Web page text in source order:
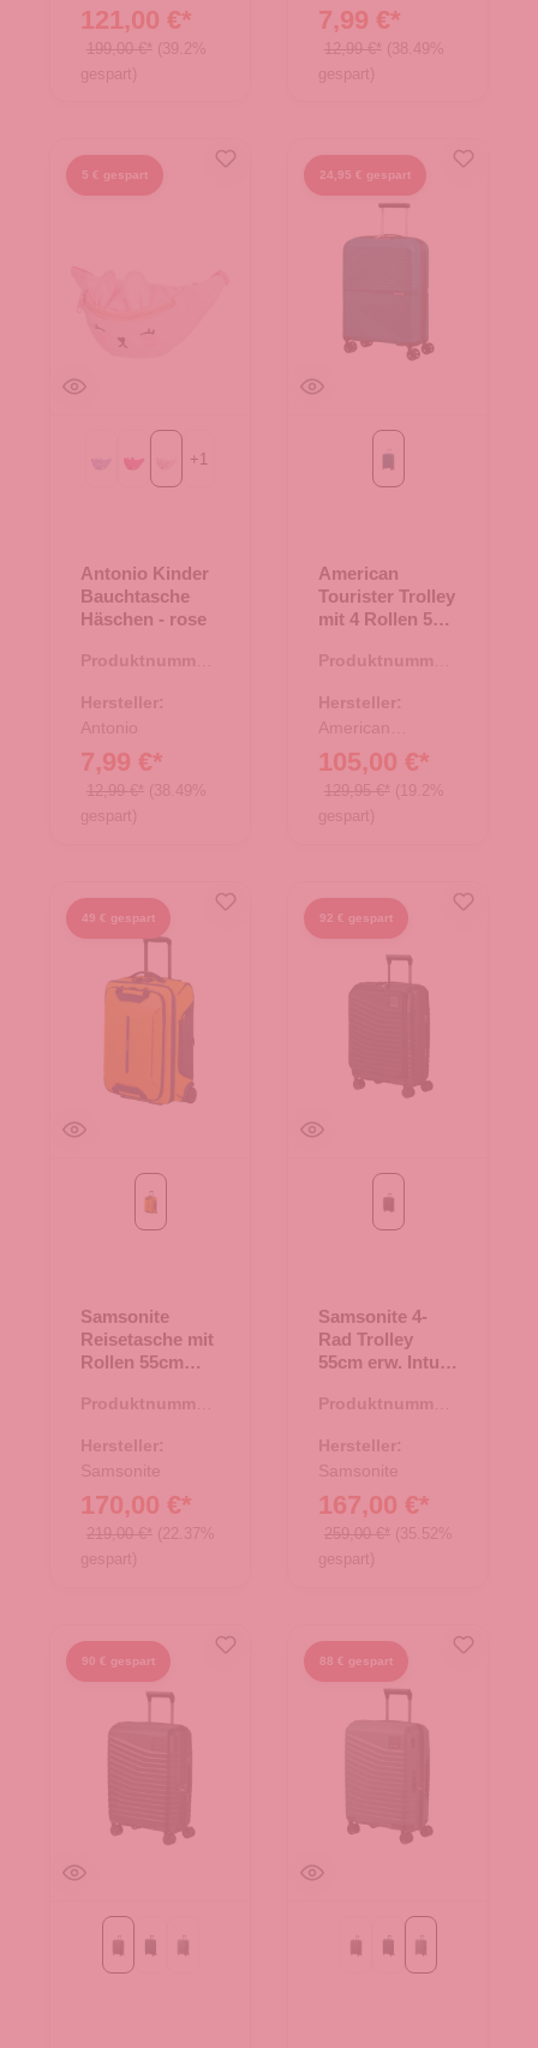
121,00 €*
199,00 €* (39.2%
gespart)
7,99 €*
12,99 €* (38.49%
gespart)
5 € gespart
Purplefuchsia
+ 1
Antonio Kinder
Bauchtasche
Häschen - rose
Produktnummer:
Hersteller:
Antonio
7,99 €*
12,99 €* (38.49%
gespart)
24,95 € gespart
deep ocean
American
Tourister Trolley
mit 4 Rollen 55
deep ocean
Produktnummer:
Hersteller:
American
Tourister
105,00 €*
129,95 €* (19.2%
gespart)
49 € gespart
yellow
Samsonite
Reisetasche mit
Rollen 55cm
Produktnummer:
Hersteller:
Samsonite
170,00 €*
219,00 €* (22.37%
gespart)
92 € gespart
Black
Samsonite 4-
Rad Trolley
55cm erw. Intuo
Produktnummer:
Hersteller:
Samsonite
167,00 €*
259,00 €* (35.52%
gespart)
90 € gespart
BlackBlue Nights
Olive Green
88 € gespart
BlackBlue Nights
Olive Green